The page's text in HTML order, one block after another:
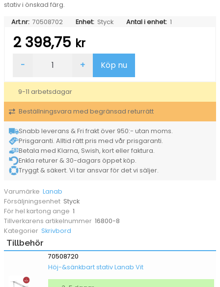
stativ i önskad färg.
Art.nr: 70508702 Enhet: Styck Antal i enhet: 1
2 398,75 kr
Lanab
Ljusgrå
1600x800mm
mängd
- + Köp nu
9-11 arbetsdagar
Beställningsvara med begränsad returrätt
Snabb leverans & Fri frakt över 950:- utan moms.
Prisgaranti. Alltid rätt pris med vår prisgaranti.
Betala med Klarna, Swish, kort eller faktura.
Enkla returer & 30-dagars öppet köp.
Tryggt & säkert. Vi tar ansvar för det vi säljer.
Varumärke Lanab
Försäljningsenhet Styck
För hel kartong ange 1
Tillverkarens artikelnummer 16800-8
Kategorier Skrivbord
Tillbehör
70508720
Höj-&sänkbart stativ Lanab Vit